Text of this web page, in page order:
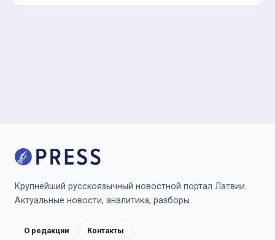
Крупнейший русскоязычный новостной портал Латвии.
Актуальные новости, аналитика, разборы.
О редакции Контакты